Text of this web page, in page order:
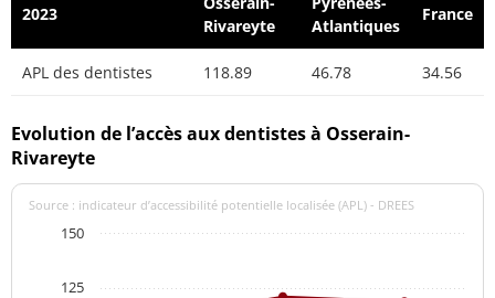
2023
Rivareyte
Atlantiques
France
APL des dentistes 118.89 46.78 34.56
Evolution de l’accès aux dentistes à Osserain-
Rivareyte
Source : indicateur d’accessibilité potentielle localisée (APL) - DREES
125
150